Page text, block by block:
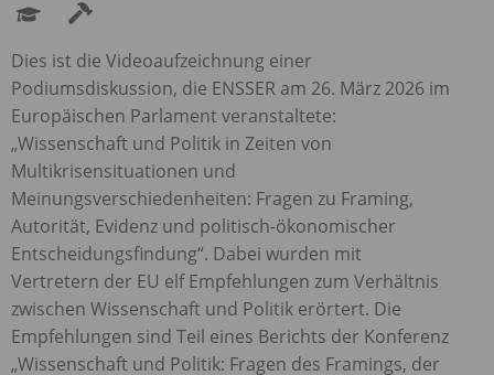
Dies ist die Videoaufzeichnung einer
Podiumsdiskussion, die ENSSER am 26. März 2026 im
Europäischen Parlament veranstaltete:
„Wissenschaft und Politik in Zeiten von
Multikrisensituationen und
Meinungsverschiedenheiten: Fragen zu Framing,
Autorität, Evidenz und politisch-ökonomischer
Entscheidungsfindung“. Dabei wurden mit
Vertretern der EU elf Empfehlungen zum Verhältnis
zwischen Wissenschaft und Politik erörtert. Die
Empfehlungen sind Teil eines Berichts der Konferenz
„Wissenschaft und Politik: Fragen des Framings, der